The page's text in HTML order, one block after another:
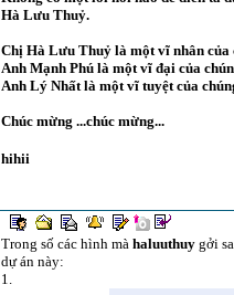
Hà Lưu Thuỷ.
Chị Hà Lưu Thuỷ là một vĩ nhân của
Anh Mạnh Phú là một vĩ đại của
Anh Lý Nhất là một vĩ tuyệt của
Chúc mừng ...chúc mừng...
hihii
Trong số các hình mà haluuthuy gởi
dự án này:
1.